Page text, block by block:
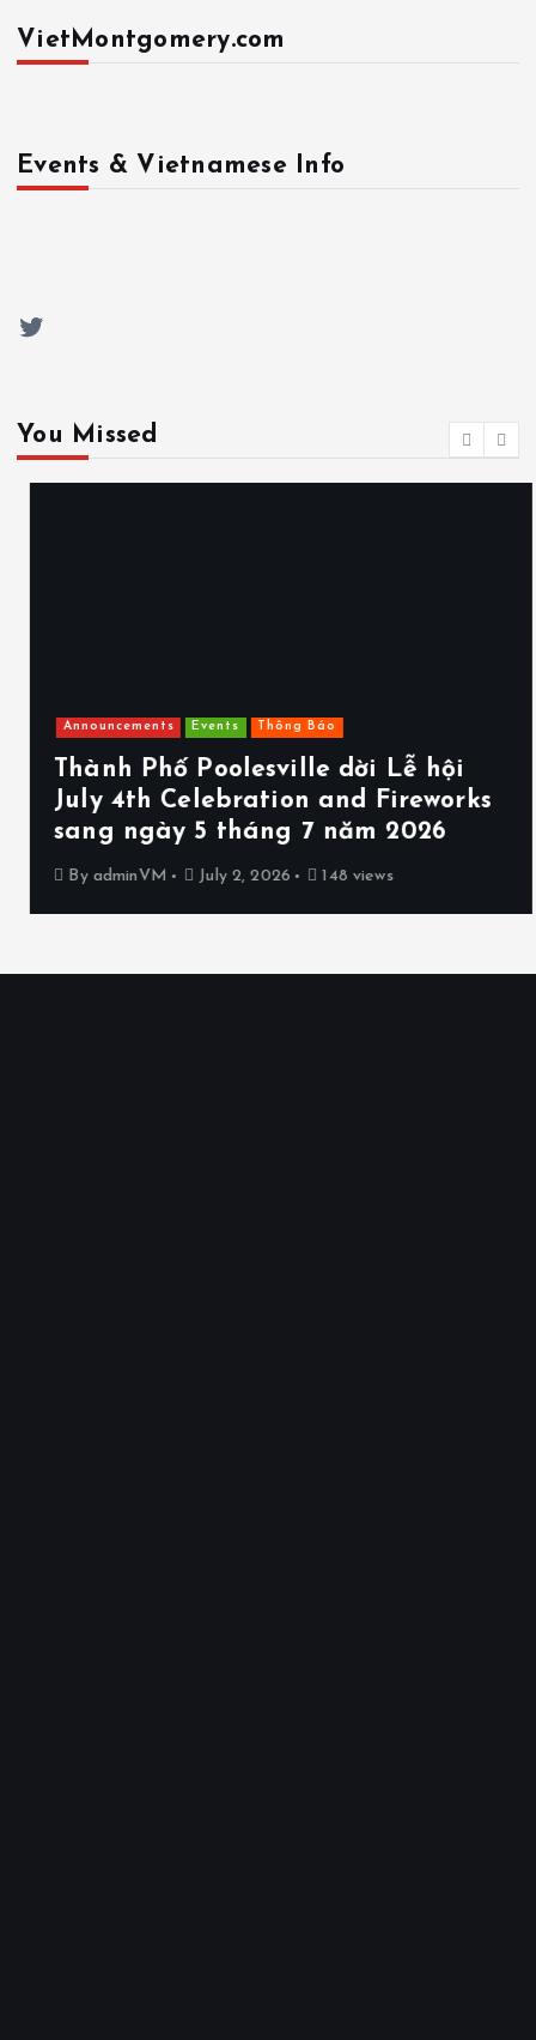
VietMontgomery.com
Events & Vietnamese Info
Twitter
You Missed
Announcements Events Thông Báo
Thành Phố Poolesville dời Lễ hội
July 4th Celebration and Fireworks
sang ngày 5 tháng 7 năm 2026
ByadminVM July 2, 2026 148 views